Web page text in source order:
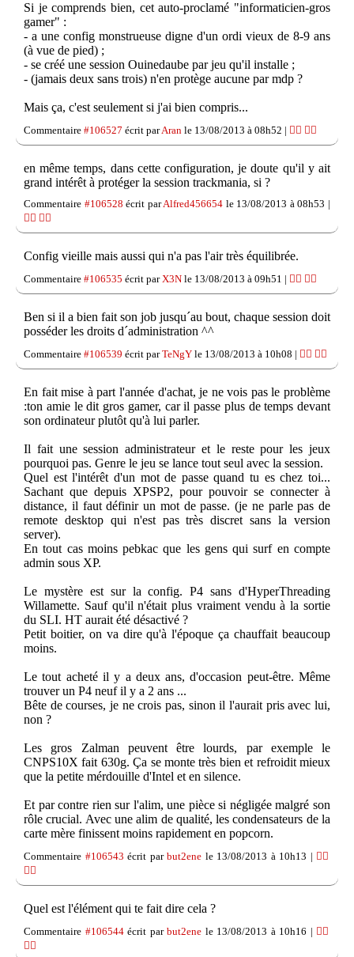
Si je comprends bien, cet auto-proclamé "informaticien-gros
gamer" :
- a une config monstrueuse digne d'un ordi vieux de 8-9 ans
(à vue de pied) ;
- se créé une session Ouinedaube par jeu qu'il installe ;
- (jamais deux sans trois) n'en protège aucune par mdp ?
Mais ça, c'est seulement si j'ai bien compris...
Commentaire #106527 écrit parAran le 13/08/2013 à 08h52 | 👍🏽 👎🏽
en même temps, dans cette configuration, je doute qu'il y ait
grand intérêt à protéger la session trackmania, si ?
Commentaire #106528 écrit parAlfred456654 le 13/08/2013 à 08h53 |
👍🏽 👎🏽
Config vieille mais aussi qui n'a pas l'air très équilibrée.
Commentaire #106535 écrit parX3N le 13/08/2013 à 09h51 | 👍🏽 👎🏽
Ben si il a bien fait son job jusqu´au bout, chaque session doit
posséder les droits d´administration ^^
Commentaire #106539 écrit parTeNgY le 13/08/2013 à 10h08 | 👍🏽 👎🏽
En fait mise à part l'année d'achat, je ne vois pas le problème
:ton amie le dit gros gamer, car il passe plus de temps devant
son ordinateur plutôt qu'à lui parler.
Il fait une session administrateur et le reste pour les jeux
pourquoi pas. Genre le jeu se lance tout seul avec la session.
Quel est l'intérêt d'un mot de passe quand tu es chez toi...
Sachant que depuis XPSP2, pour pouvoir se connecter à
distance, il faut définir un mot de passe. (je ne parle pas de
remote desktop qui n'est pas très discret sans la version
server).
En tout cas moins pebkac que les gens qui surf en compte
admin sous XP.
Le mystère est sur la config. P4 sans d'HyperThreading
Willamette. Sauf qu'il n'était plus vraiment vendu à la sortie
du SLI. HT aurait été désactivé ?
Petit boitier, on va dire qu'à l'époque ça chauffait beaucoup
moins.
Le tout acheté il y a deux ans, d'occasion peut-être. Même
trouver un P4 neuf il y a 2 ans ...
Bête de courses, je ne crois pas, sinon il l'aurait pris avec lui,
non ?
Les gros Zalman peuvent être lourds, par exemple le
CNPS10X fait 630g. Ça se monte très bien et refroidit mieux
que la petite mérdouille d'Intel et en silence.
Et par contre rien sur l'alim, une pièce si négligée malgré son
rôle crucial. Avec une alim de qualité, les condensateurs de la
carte mère finissent moins rapidement en popcorn.
Commentaire #106543 écrit parbut2ene le 13/08/2013 à 10h13 | 👍🏽
👎🏽
Quel est l'élément qui te fait dire cela ?
Commentaire #106544écrit parbut2ene le 13/08/2013 à 10h16 | 👍🏽
👎🏽